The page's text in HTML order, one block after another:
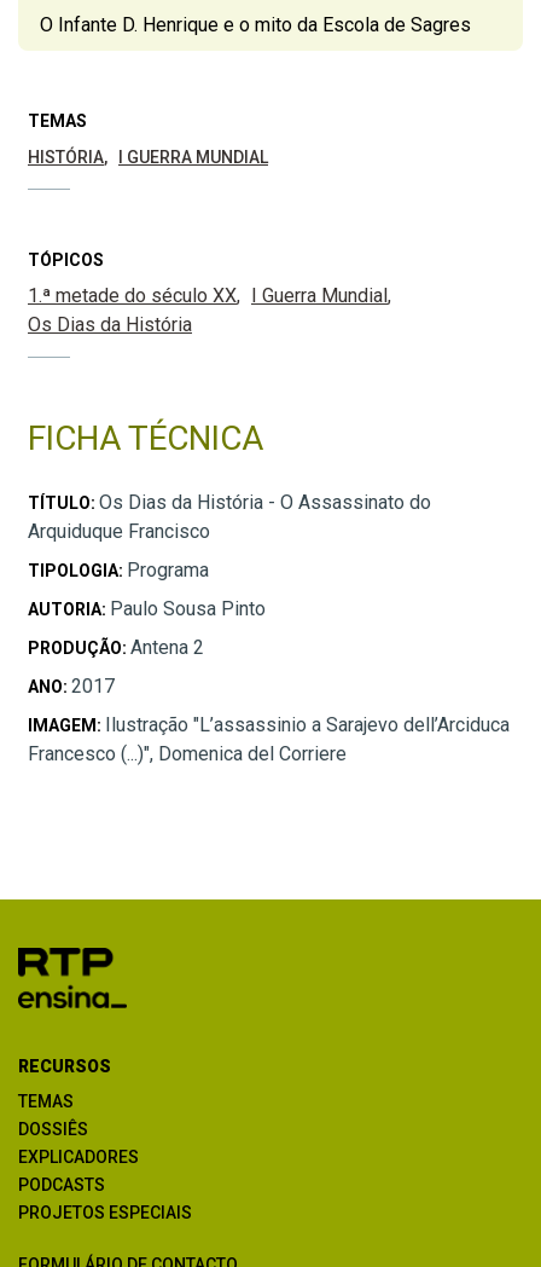
O Infante D. Henrique e o mito da Escola de Sagres
TEMAS
HISTÓRIA
I GUERRA MUNDIAL
TÓPICOS
1.ª metade do século XX
I Guerra Mundial
Os Dias da História
FICHA TÉCNICA
TÍTULO: Os Dias da História - O Assassinato do
Arquiduque Francisco
TIPOLOGIA: Programa
AUTORIA: Paulo Sousa Pinto
PRODUÇÃO: Antena 2
ANO: 2017
IMAGEM: Ilustração "L’assassinio a Sarajevo dell’Arciduca
Francesco (...)", Domenica del Corriere
RECURSOS
TEMAS
DOSSIÊS
EXPLICADORES
PODCASTS
PROJETOS ESPECIAIS